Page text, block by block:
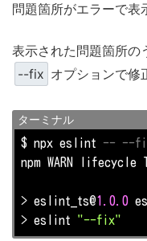
問題箇所がエラーで表
表示された問題箇所の
--fix オプションで修
ターミナル
$ npx eslint -- --
npm WARN
> eslint_ts@1.0 .0
> eslint "--fix"